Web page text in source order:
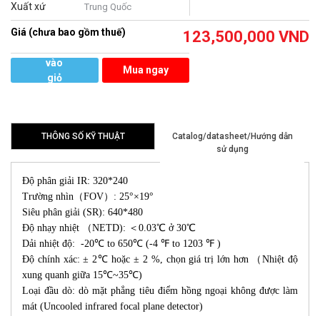
Xuất xứ Trung Quốc
Giá (chưa bao gồm thuế) 123,500,000 VND
vào
giỏ
Mua ngay
THÔNG SỐ KỸ THUẬT
Catalog/datasheet/Hướng dẫn
sử dụng
Độ phân giải IR: 320*240
Trường nhìn（FOV）: 25°×19°
Siêu phân giải (SR): 640*480
Độ nhạy nhiệt （NETD): ＜0.03℃ ở 30℃
Dải nhiệt độ: -20℃ to 650℃ (-4 ℉ to 1203 ℉ )
Độ chính xác: ± 2℃ hoặc ± 2 %, chọn giá trị lớn hơn （Nhiệt độ
xung quanh giữa 15℃~35℃)
Loại đầu dò: dò mặt phẳng tiêu điểm hồng ngoại không được làm
mát (Uncooled infrared focal plane detector)